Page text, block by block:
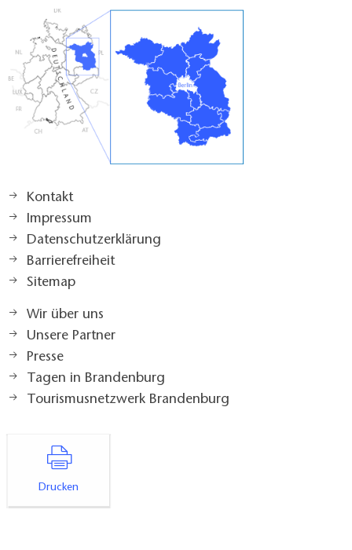
Kontakt
Impressum
Datenschutzerklärung
Barrierefreiheit
Sitemap
Wir über uns
Unsere Partner
Presse
Tagen in Brandenburg
Tourismusnetzwerk Brandenburg
Drucken